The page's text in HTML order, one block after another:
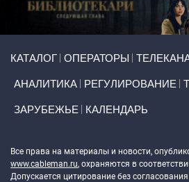
КАТАЛОГ ОПЕРАТОРЫ
АНАЛИТИКА РЕГУЛИРОВАНИЕ
ЗАРУБЕЖЬЕ КАЛЕНДАРЬ
Все права на материалы и новости,
www.cableman.ru, охраняются в
Допускается цитирование без